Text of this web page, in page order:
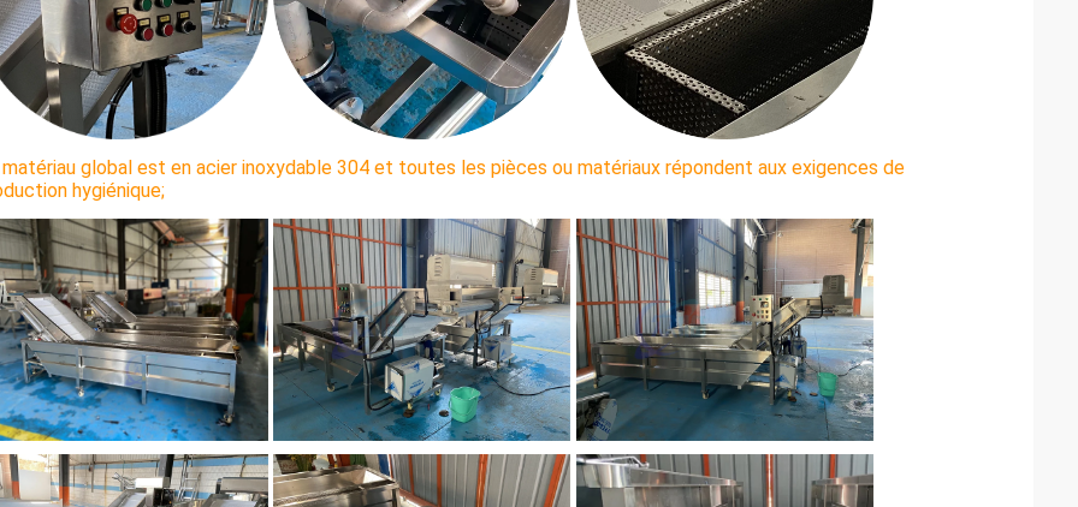
matériau global est en acier inoxydable 304 et toutes les pièces ou matériaux répondent aux exigences de
hygiénique;